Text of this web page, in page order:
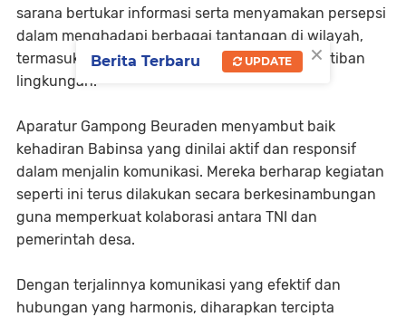
sarana bertukar informasi serta menyamakan persepsi
dalam menghadapi berbagai tantangan di wilayah,
termasuk dalam menjaga keamanan dan ketertiban
lingkungan.
Aparatur Gampong Beuraden menyambut baik
kehadiran Babinsa yang dinilai aktif dan responsif
dalam menjalin komunikasi. Mereka berharap kegiatan
seperti ini terus dilakukan secara berkesinambungan
guna memperkuat kolaborasi antara TNI dan
pemerintah desa.
Dengan terjalinnya komunikasi yang efektif dan
hubungan yang harmonis, diharapkan tercipta
×
Berita Terbaru UPDATE